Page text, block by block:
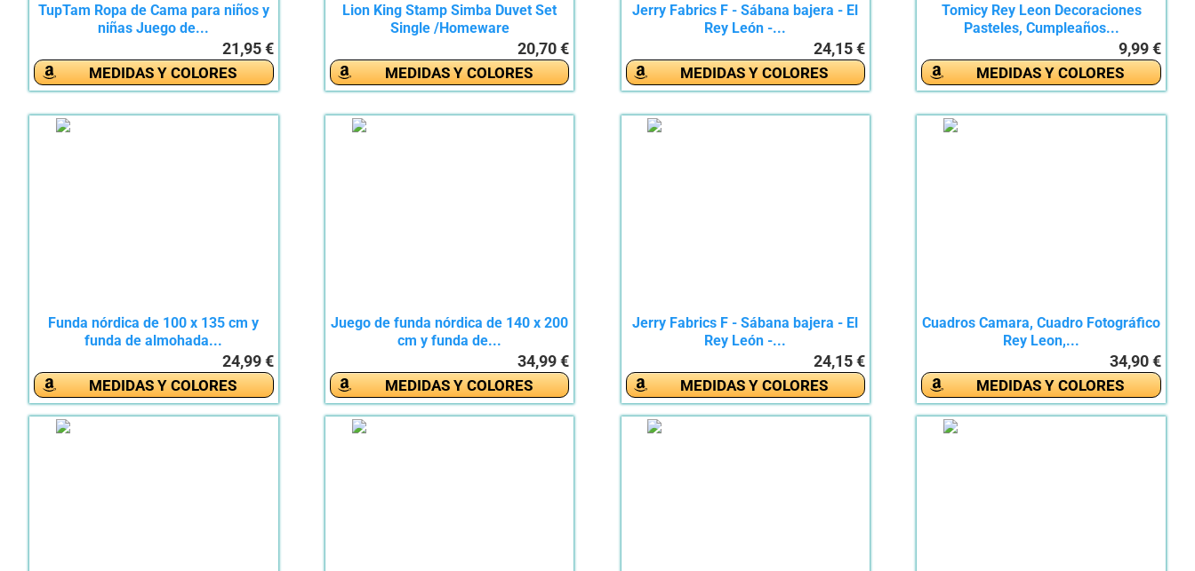
TupTam Ropa de Cama para niños y
niñas Juego de...
21,95 €
MEDIDAS Y COLORES
Lion King Stamp Simba Duvet Set
Single /Homeware
20,70 €
MEDIDAS Y COLORES
Jerry Fabrics F - Sábana bajera - El
Rey León -...
24,15 €
MEDIDAS Y COLORES
Tomicy Rey Leon Decoraciones
Pasteles, Cumpleaños...
9,99 €
MEDIDAS Y COLORES
Funda nórdica de 100 x 135 cm y
funda de almohada...
24,99 €
MEDIDAS Y COLORES
Juego de funda nórdica de 140 x 200
cm y funda de...
34,99 €
MEDIDAS Y COLORES
Jerry Fabrics F - Sábana bajera - El
Rey León -...
24,15 €
MEDIDAS Y COLORES
Cuadros Camara, Cuadro Fotográfico
Rey Leon,...
34,90 €
MEDIDAS Y COLORES